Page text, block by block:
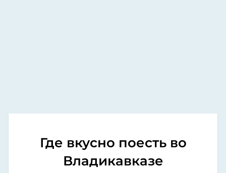
Где вкусно поесть во
Владикавказе